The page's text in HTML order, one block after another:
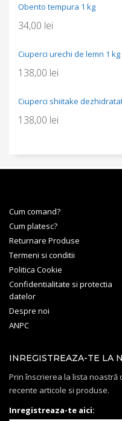
Obento tempura 1 kg
34,00 lei
Ciuperci urechi de lemn 1 kg
138,00 lei
Ciuperci shiitake
138,00 lei
Cum comand?
Cum platesc?
Returnare Produse
Termeni si conditii
Politica Cookie
Confidentialitate si protectia
datelor
Despre noi
ANPC
INREGISTREAZA-TE LA
Prin înscrierea la lista noastră
recente articole si produse.
Inregistreaza-te aici: